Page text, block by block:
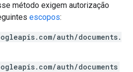
método exigem autorização
escopos:
auth/documents.
auth/documents